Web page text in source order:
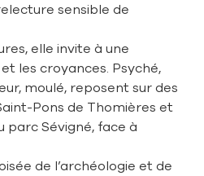
sensible de
elle invite à une
les croyances. Psyché,
moulé, reposent sur des
Pons de Thomières et
parc Sévigné, face à
de l’archéologie et de